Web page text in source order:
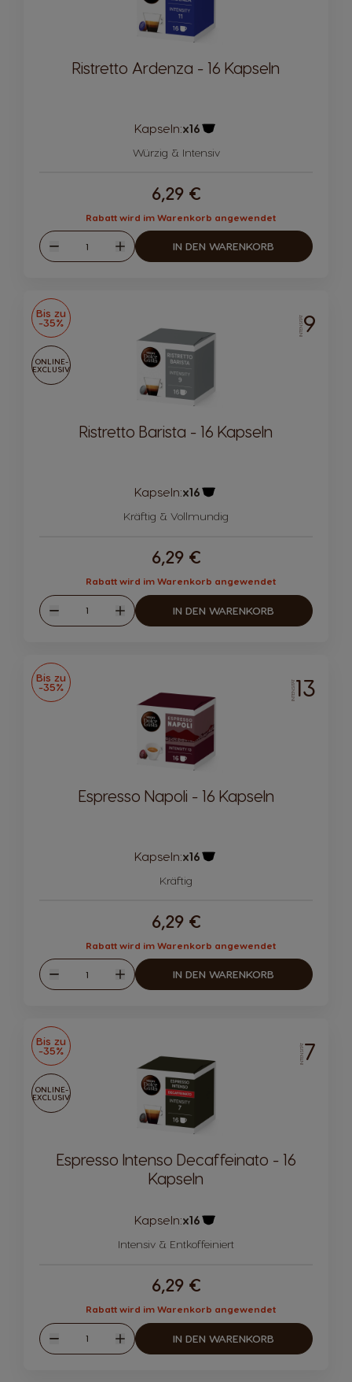
Ristretto Ardenza - 16 Kapseln
Kapseln:x16
Würzig & Intensiv
6,29 €
Rabatt wird im Warenkorb angewendet
Abnahme
Menge
Zunahme
IN DEN WARENKORB
Bis zu
-35%
ONLINE-
EXCLUSIV
INTENSITÄT9
Ristretto Barista - 16 Kapseln
Kapseln:x16
Kräftig & Vollmundig
6,29 €
Rabatt wird im Warenkorb angewendet
Abnahme
Menge
Zunahme
IN DEN WARENKORB
Bis zu
-35% INTENSITÄT13
Espresso Napoli - 16 Kapseln
Kapseln:x16
Kräftig
6,29 €
Rabatt wird im Warenkorb angewendet
Abnahme
Menge
Zunahme
IN DEN WARENKORB
Bis zu
-35%
ONLINE-
EXCLUSIV
INTENSITÄT7
Espresso Intenso Decaffeinato - 16
Kapseln
Kapseln:x16
Intensiv & Entkoffeiniert
6,29 €
Rabatt wird im Warenkorb angewendet
Abnahme
Menge
Zunahme
IN DEN WARENKORB